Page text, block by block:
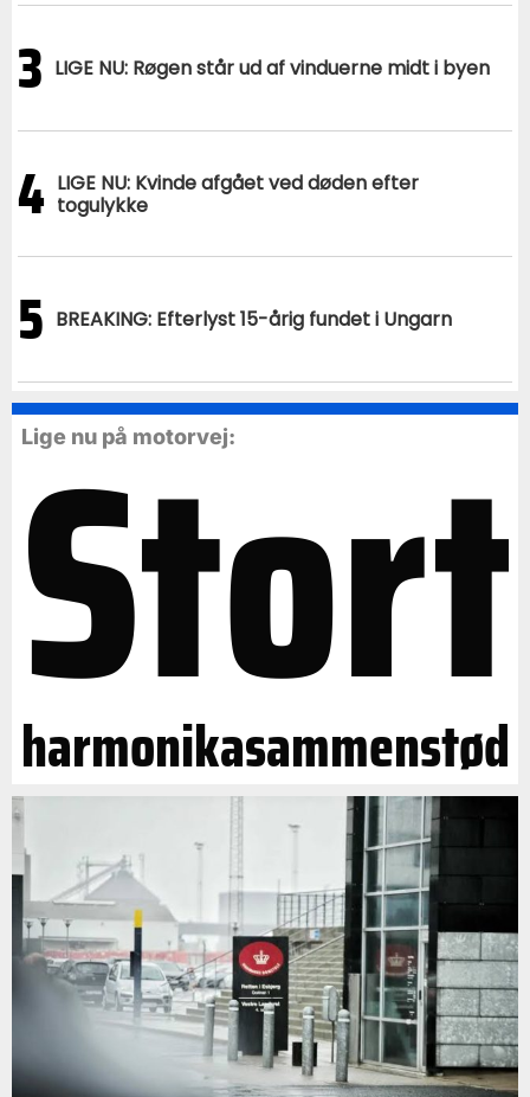
3 LIGE NU: Røgen står ud af vinduerne midt i byen
4 LIGE NU: Kvinde afgået ved døden efter
togulykke
5 BREAKING: Efterlyst 15-årig fundet i Ungarn
Lige nu på motorvej:
Stort
harmonikasammenstød